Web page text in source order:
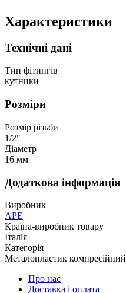
Характеристики
Технічні дані
Тип фітингів
кутники
Розміри
Розмір різьби
1/2"
Діаметр
16 мм
Додаткова інформація
Виробник
APE
Країна-виробник товару
Італія
Категорія
Металопластик компресійний
Про нас
Доставка і оплата